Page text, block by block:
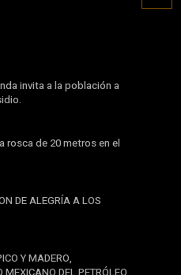
invita a la población a
rosca de 20 metros en el
DE ALEGRÍA A LOS
Y MADERO,
MEXICANO DEL PETRÓLEO